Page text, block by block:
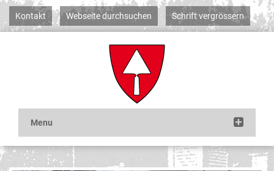
Kontakt Webseite durchsuchen Schrift vergrössern